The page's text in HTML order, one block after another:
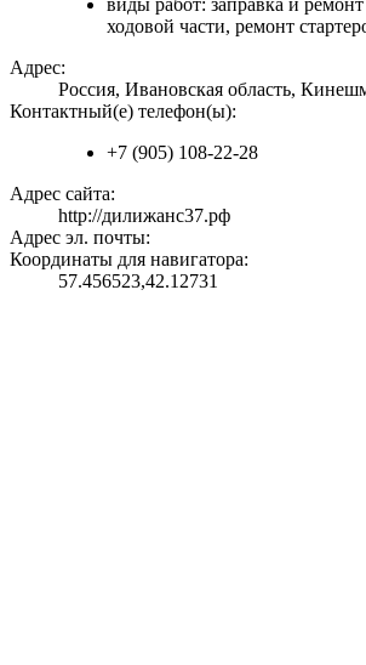
ходовой части, ремонт
Адрес:
Россия, Ивановская область,
Контактный(е) телефон(ы):
+7 (905) 108-22-28
Адрес сайта:
http://дилижанс37.рф
Адрес эл. почты:
Координаты для навигатора:
57.456523,42.12731